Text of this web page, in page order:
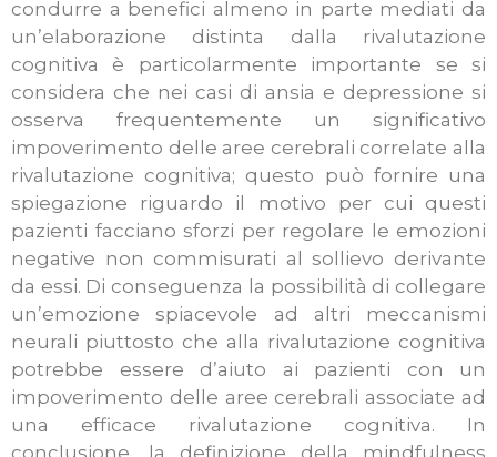
condurre a benefici almeno in parte mediati da
un’elaborazione distinta dalla rivalutazione
cognitiva è particolarmente importante se si
considera che nei casi di ansia e depressione si
osserva frequentemente un significativo
impoverimento delle aree cerebrali correlate alla
rivalutazione cognitiva; questo può fornire una
spiegazione riguardo il motivo per cui questi
pazienti facciano sforzi per regolare le emozioni
negative non commisurati al sollievo derivante
da essi. Di conseguenza la possibilità di collegare
un’emozione spiacevole ad altri meccanismi
neurali piuttosto che alla rivalutazione cognitiva
potrebbe essere d’aiuto ai pazienti con un
impoverimento delle aree cerebrali associate ad
una efficace rivalutazione cognitiva. In